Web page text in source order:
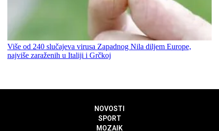
Više od 240 slučajeva virusa Zapadnog Nila diljem Europe,
najviše zaraženih u Italiji i Grčkoj
NOVOSTI
SPORT
MOZAIK